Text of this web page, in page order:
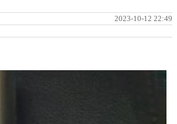
2023-10-12 22:49